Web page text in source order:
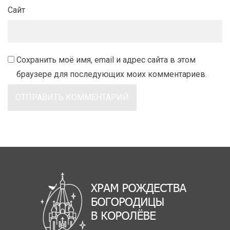
Сайт
Сохранить моё имя, email и адрес сайта в этом
браузере для последующих моих комментариев.